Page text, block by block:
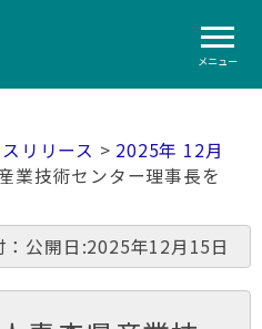
メニュー
リリース > 2025年 12月
業技術センター理事長を
：公開日:2025年12月15日